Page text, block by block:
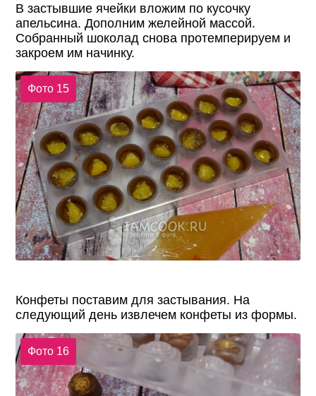
В застывшие ячейки вложим по кусочку
апельсина. Дополним желейной массой.
Собранный шоколад снова протемперируем и
закроем им начинку.
Фото 15
Конфеты поставим для застывания. На
следующий день извлечем конфеты из формы.
Фото 16